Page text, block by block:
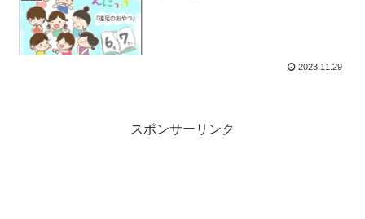
2023.11.29
スポンサーリンク